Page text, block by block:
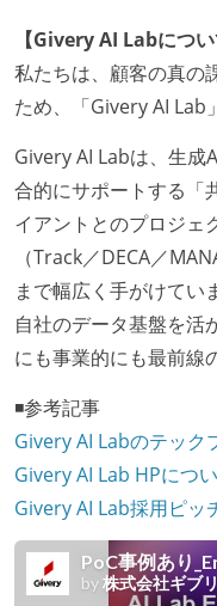
【Givery AI Labについ
私たちは、顧客の真の
ため、「Givery AI Lab
Givery AI Labは、生成
合的にサポートする「
イアントとのプロジェ
（Track／DECA／
まで幅広く手がけてい
自社のデータ基盤を活
にも事業的にも最前線
◾️参考記事
Givery AI Labのテック
Givery AI Lab HPにつ
Givery AI Lab採用ピッ